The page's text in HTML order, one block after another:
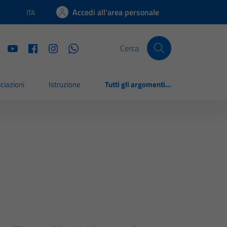
Lingua attiva:
ITA Accedi all'area personale
Cerca
Istruzione Tutti gli argomenti...